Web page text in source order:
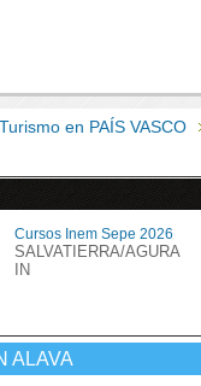
en PAÍS VASCO
Cursos Inem Sepe 2026
SALVATIERRA/AGURA
IN
ALAVA